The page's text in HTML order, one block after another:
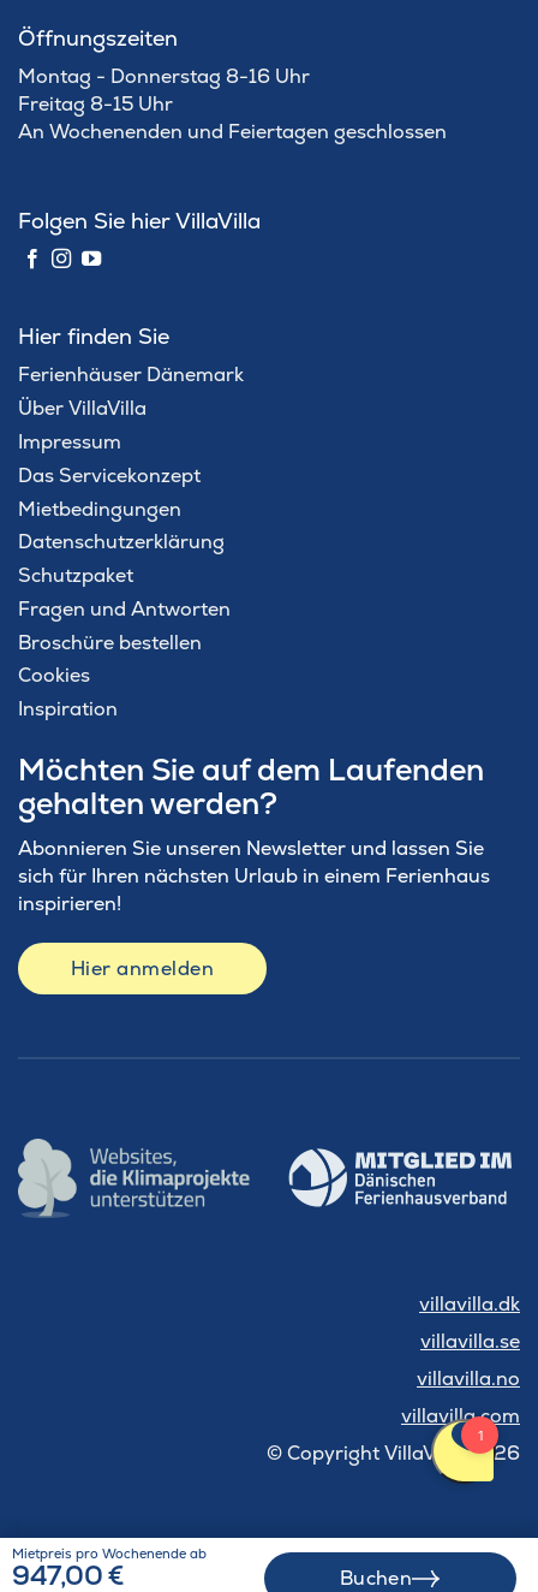
Öffnungszeiten
Montag - Donnerstag 8-16 Uhr
Freitag 8-15 Uhr
An Wochenenden und Feiertagen geschlossen
Folgen Sie hier VillaVilla
Hier finden Sie
Ferienhäuser Dänemark
Über VillaVilla
Impressum
Das Servicekonzept
Mietbedingungen
Datenschutzerklärung
Schutzpaket
Fragen und Antworten
Broschüre bestellen
Cookies
Inspiration
Möchten Sie auf dem Laufenden
gehalten werden?
Abonnieren Sie unseren Newsletter und lassen Sie
sich für Ihren nächsten Urlaub in einem Ferienhaus
inspirieren!
Hier anmelden
villavilla.dk
villavilla.se
villavilla.no
villavilla.com
© Copyright VillaVilla 2026
Mietpreis pro Wochenende ab
947,00 € Buchen